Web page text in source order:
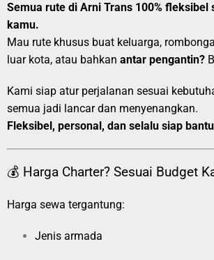
Semua rute di Arni Trans 100% fleksibel
kamu.
Mau rute khusus buat keluarga,
luar kota, atau bahkan antar pengantin?
Kami siap atur perjalanan sesuai
semua jadi lancar dan menyenangkan.
Fleksibel, personal, dan selalu siap
💰 Harga Charter? Sesuai Budget
Harga sewa tergantung:
Jenis armada